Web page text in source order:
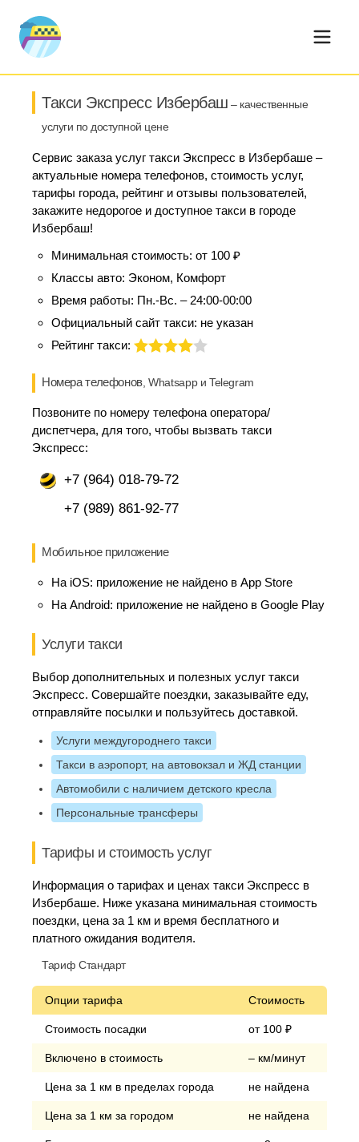
Такси Экспресс Избербаш – качественные
услуги по доступной цене
Сервис заказа услуг такси Экспресс в Избербаше –
актуальные номера телефонов, стоимость услуг,
тарифы города, рейтинг и отзывы пользователей,
закажите недорогое и доступное такси в городе
Избербаш!
Минимальная стоимость: от 100 ₽
Классы авто: Эконом, Комфорт
Время работы: Пн.-Вс. – 24:00-00:00
Официальный сайт такси: не указан
Рейтинг такси:
Номера телефонов, Whatsapp и Telegram
Позвоните по номеру телефона оператора/
диспетчера, для того, чтобы вызвать такси
Экспресс:
+7 (964) 018-79-72
+7 (989) 861-92-77
Мобильное приложение
На iOS: приложение не найдено в App Store
На Android: приложение не найдено в Google Play
Услуги такси
Выбор дополнительных и полезных услуг такси
Экспресс. Совершайте поездки, заказывайте еду,
отправляйте посылки и пользуйтесь доставкой.
Услуги междугороднего такси
Такси в аэропорт, на автовокзал и ЖД станции
Автомобили с наличием детского кресла
Персональные трансферы
Тарифы и стоимость услуг
Информация о тарифах и ценах такси Экспресс в
Избербаше. Ниже указана минимальная стоимость
поездки, цена за 1 км и время бесплатного и
платного ожидания водителя.
Тариф Стандарт
Опции тарифа Стоимость
Стоимость посадки от 100 ₽
Включено в стоимость – км/минут
Цена за 1 км в пределах города не найдена
Цена за 1 км за городом не найдена